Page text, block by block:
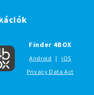
Finder 4BOX
Android |
iOS
Privacy Data Act